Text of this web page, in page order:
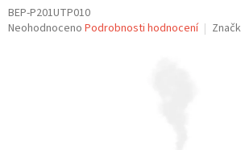
BEP-P201UTP010
Průměrné
Neohodnoceno Podrobnosti hodnocení